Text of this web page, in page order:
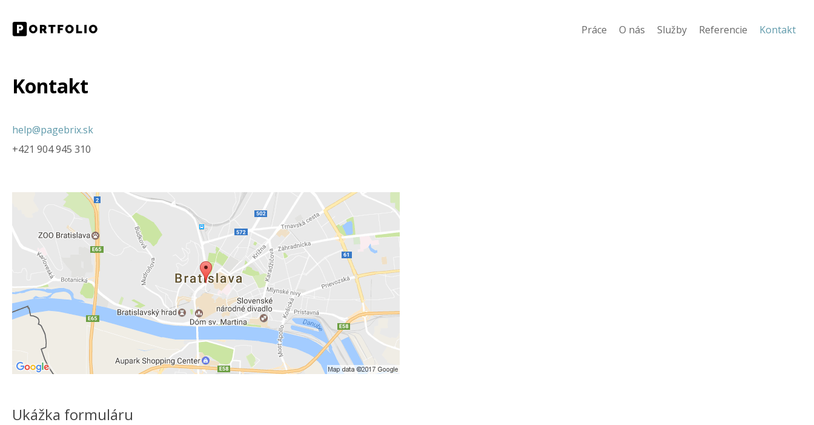
Práce O nás Služby Referencie Kontakt
Kontakt
help@pagebrix.sk
+421 904 945 310
Ukážka formuláru